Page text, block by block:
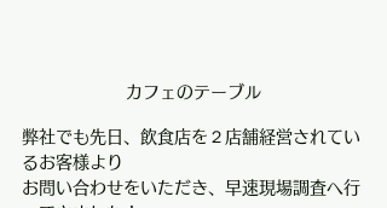
カフェのテーブル
弊社でも先日、飲食店を２店舗経営されてい
るお客様より
お問い合わせをいただき、早速現場調査へ行